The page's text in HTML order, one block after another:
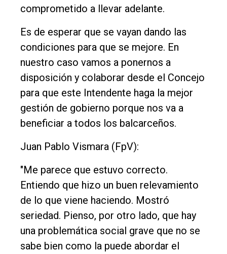
Deportes
Fúnebres
Edición
Empresa
Nosotros
Contacto
comprometido a llevar adelante.
Es de esperar que se vayan dando las
condiciones para que se mejore. En
nuestro caso vamos a ponernos a
disposición y colaborar desde el Concejo
para que este Intendente haga la mejor
gestión de gobierno porque nos va a
beneficiar a todos los balcarceños.
Juan Pablo Vismara (FpV):
"Me parece que estuvo correcto.
Entiendo que hizo un buen relevamiento
de lo que viene haciendo. Mostró
seriedad. Pienso, por otro lado, que hay
una problemática social grave que no se
sabe bien como la puede abordar el